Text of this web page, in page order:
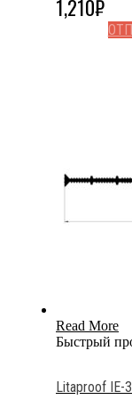
1,210₽
Read More
Быстрый
Litaproof IE-